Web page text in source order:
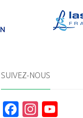
SUIVEZ-NOUS
F In